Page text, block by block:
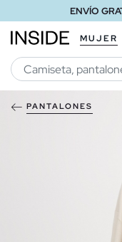
ENVÍO
MUJER
PANTALONES